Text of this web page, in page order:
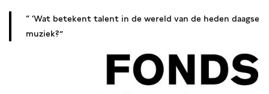
‘Wat betekent talent in de wereld van de heden daagse
muziek?